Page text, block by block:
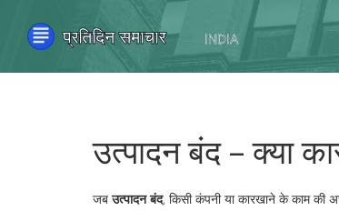
उत्पादन बंद – क्या
जबउत्पादन बंद, किसी कंपनी या कारखाने के काम की